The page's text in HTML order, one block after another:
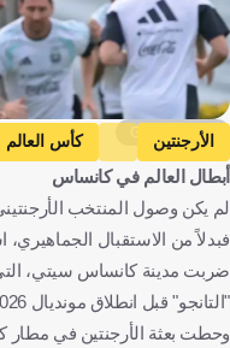
Getty Images
الأرجنتين كأس العالم
أبطال العالم في كانساس
لم يكن وصول المنتخب
فبدلاً من الاستقبال
ضربت مدينة كانساس سيتي،
"التانجو" قبل انطلاق مونديال 2026.
وحطت بعثة الأرجنتين في مطار